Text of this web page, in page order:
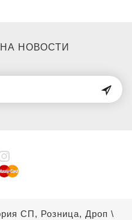
НОВОСТИ
СП, Розница, Дроп \